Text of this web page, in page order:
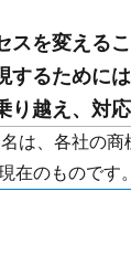
を変える
するために
越え、対
は、各社の商
在のものです。